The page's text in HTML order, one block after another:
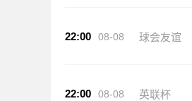
22:00 08-08 球会友谊
22:00 08-08 英联杯